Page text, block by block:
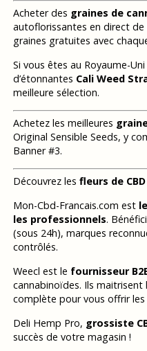
Acheter des graines de
autoflorissantes en direct de
graines gratuites avec
Si vous êtes au Royaume-
d’étonnantes Cali Weed
meilleure sélection.
Achetez les meilleures
Original Sensible Seeds, y
Banner #3.
Découvrez les fleurs de CBD
Mon-Cbd-Francais.com est
les professionnels.
(sous 24h), marques
contrôlés.
Weecl est le fournisseur
cannabinoïdes. Ils
complète pour vous offrir
Deli Hemp Pro, grossiste
succès de votre magasin !